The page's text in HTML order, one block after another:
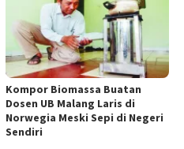
Kompor Biomassa Buatan
Dosen UB Malang Laris di
Norwegia Meski Sepi di Negeri
Sendiri